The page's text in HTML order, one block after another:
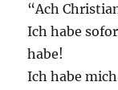
“Ach
Ich habe
habe!
Ich habe